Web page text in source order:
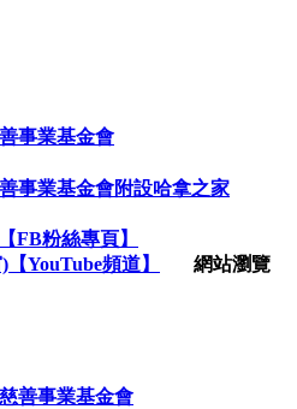
事業基金會
事業基金會附設哈拿之家
【FB粉絲專頁】
【YouTube頻道】
網站瀏覽
善事業基金會